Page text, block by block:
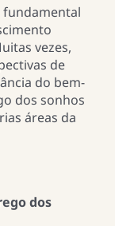
fundamental
vezes,
de
do bem-
dos sonhos
áreas da
dos